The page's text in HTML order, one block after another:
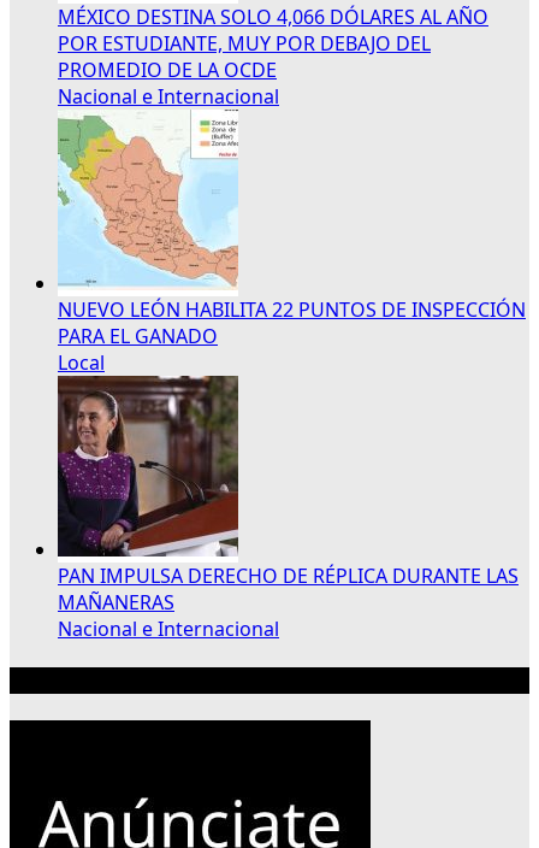
MÉXICO DESTINA SOLO 4,066 DÓLARES AL AÑO
POR ESTUDIANTE, MUY POR DEBAJO DEL
PROMEDIO DE LA OCDE
Nacional e Internacional
NUEVO LEÓN HABILITA 22 PUNTOS DE INSPECCIÓN
PARA EL GANADO
Local
PAN IMPULSA DERECHO DE RÉPLICA DURANTE LAS
MAÑANERAS
Nacional e Internacional